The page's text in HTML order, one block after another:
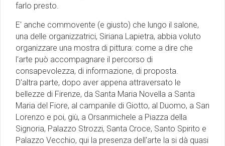
farlo presto.
E' anche commovente (e giusto) che lungo il salone,
una delle organizzatrici, Siriana Lapietra, abbia voluto
organizzare una mostra di pittura: come a dire che
l'arte può accompagnare il percorso di
consapevolezza, di informazione, di proposta.
D'altra parte, dopo aver appena attraversato le
bellezze di Firenze, da Santa Maria Novella a Santa
Maria del Fiore, al campanile di Giotto, al Duomo, a San
Lorenzo e poi, giù, a Orsanmichele a Piazza della
Signoria, Palazzo Strozzi, Santa Croce, Santo Spirito e
Palazzo Vecchio, qui la presenza dell'arte la si dà quasi